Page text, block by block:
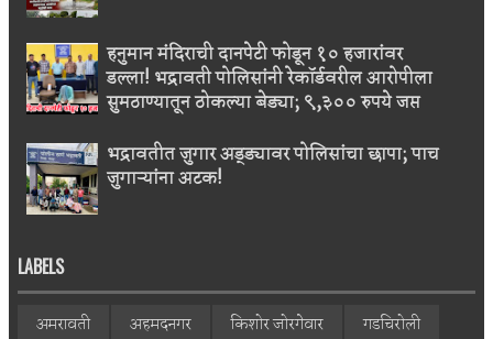
हनुमान मंदिराची दानपेटी फोडून १० हजारांवर
डल्ला! भद्रावती पोलिसांनी रेकॉर्डवरील आरोपीला
सुमठाण्यातून ठोकल्या बेड्या; ९,३०० रुपये जप्त
भद्रावतीत जुगार अड्ड्यावर पोलिसांचा छापा; पाच
जुगाऱ्यांना अटक!
LABELS
अमरावती अहमदनगर किशोर जोरगेवार
गडचिरोली